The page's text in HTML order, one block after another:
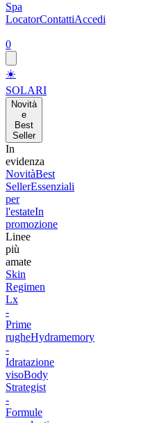
Spa
LocatorContattiAccedi
0
☀️
SOLARI
Novità
e
Best
Seller
In
evidenza
NovitàBest
SellerEssenziali
per
l'estateIn
promozione
Linee
più
amate
Skin
Regimen
Lx
-
Prime
rugheHydramemory
-
Idratazione
visoBody
Strategist
-
Formule